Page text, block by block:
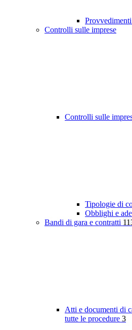
Controlli sulle imprese
Controlli sulle
Tipologie di
Obblighi e
Bandi di gara e contratti
Atti e documenti di
tutte le procedure 3